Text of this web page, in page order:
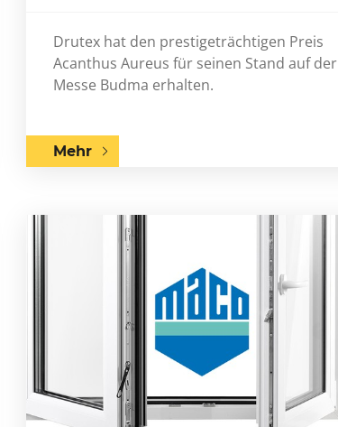
Drutex hat den prestigeträchtigen Preis
Acanthus Aureus für seinen Stand auf der
Messe Budma erhalten.
Mehr